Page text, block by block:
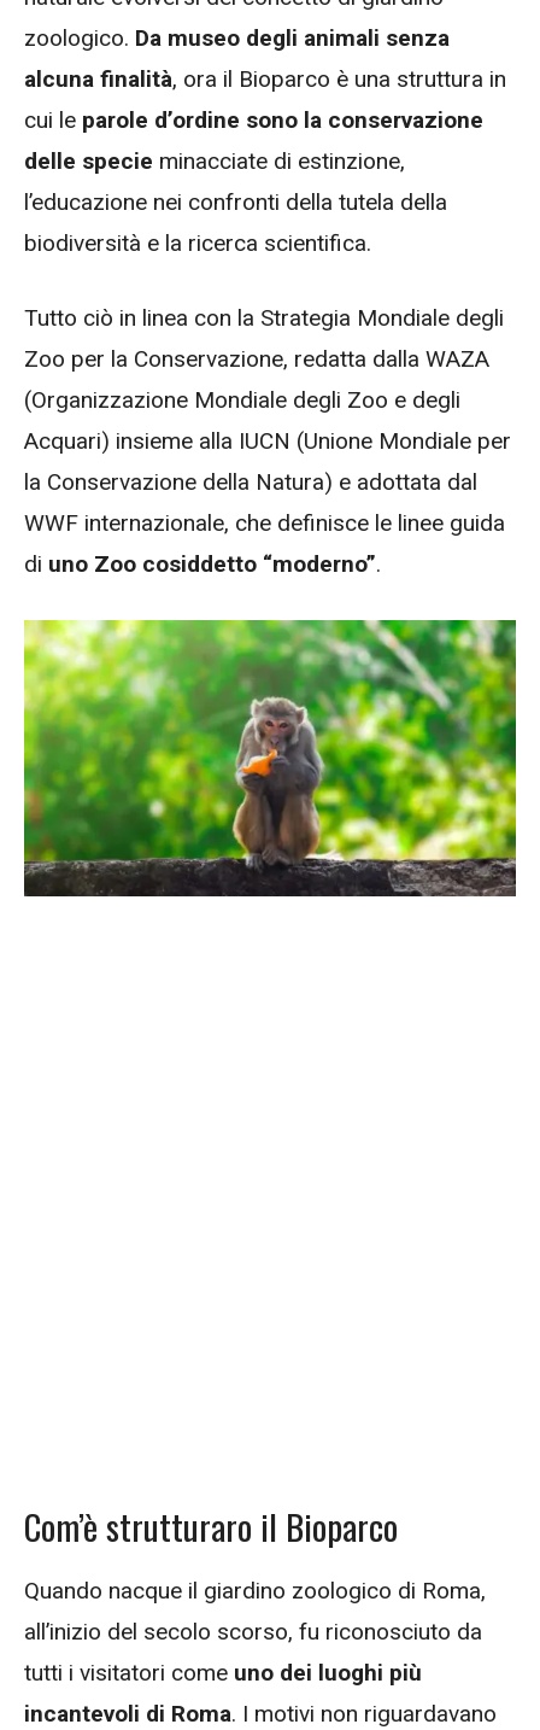
zoologico. Da museo degli animali senza
alcuna finalità, ora il Bioparco è una struttura in
cui le parole d’ordine sono la conservazione
delle specie minacciate di estinzione,
l’educazione nei confronti della tutela della
biodiversità e la ricerca scientifica.
Tutto ciò in linea con la Strategia Mondiale degli
Zoo per la Conservazione, redatta dalla WAZA
(Organizzazione Mondiale degli Zoo e degli
Acquari) insieme alla IUCN (Unione Mondiale per
la Conservazione della Natura) e adottata dal
WWF internazionale, che definisce le linee guida
di uno Zoo cosiddetto “moderno”.
Com’è strutturaro il Bioparco
Quando nacque il giardino zoologico di Roma,
all’inizio del secolo scorso, fu riconosciuto da
tutti i visitatori come uno dei luoghi più
incantevoli di Roma. I motivi non riguardavano